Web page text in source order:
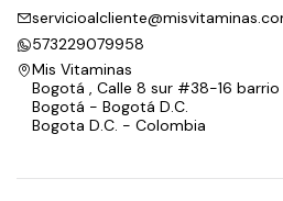
573229079958
Mis Vitaminas
Bogotá , Calle 8 sur #38-16
Bogotá - Bogotá D.C.
Bogota D.C. - Colombia